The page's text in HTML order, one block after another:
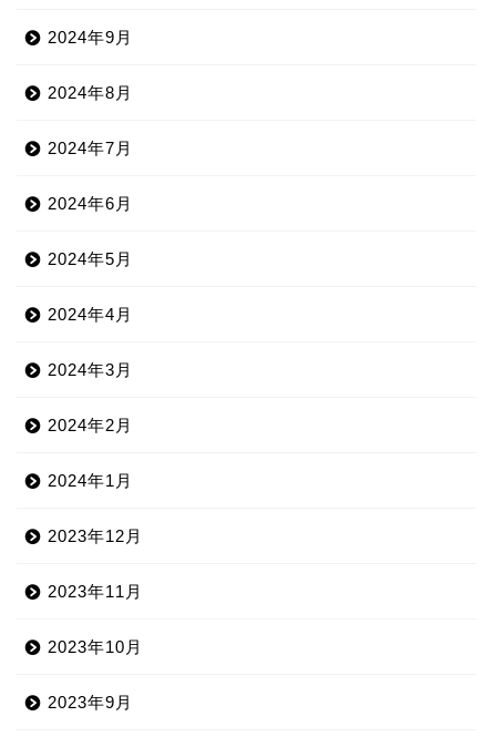
2024年9月
2024年8月
2024年7月
2024年6月
2024年5月
2024年4月
2024年3月
2024年2月
2024年1月
2023年12月
2023年11月
2023年10月
2023年9月